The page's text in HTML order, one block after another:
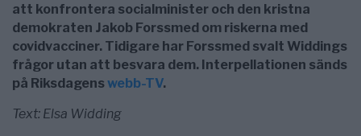
att konfrontera socialminister och den kristna
demokraten Jakob Forssmed om riskerna med
covidvacciner. Tidigare har Forssmed svalt Widdings
frågor utan att besvara dem. Interpellationen sänds
på Riksdagenswebb-TV.
Text: Elsa Widding